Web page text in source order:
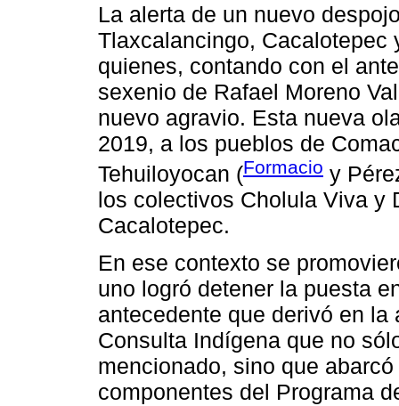
La alerta de un nuevo
Tlaxcalancingo, Cacalotepec
quienes, contando con el
sexenio de Rafael Moreno
nuevo agravio. Esta nueva
2019, a los pueblos de
Tehuiloyocan (Formacio y
los colectivos Cholula Viva y
Cacalotepec.
En ese contexto se
uno logró detener la puesta
antecedente que derivó en
Consulta Indígena que no
mencionado, sino que
componentes del Programa